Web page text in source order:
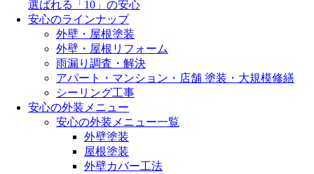
選ばれる「10」の安心
安心のラインナップ
外壁・屋根塗装
外壁・屋根リフォーム
雨漏り調査・解決
アパート・マンション・店舗 塗装・大規模修繕
シーリング工事
安心の外装メニュー
安心の外装メニュー一覧
外壁塗装
屋根塗装
外壁カバー工法